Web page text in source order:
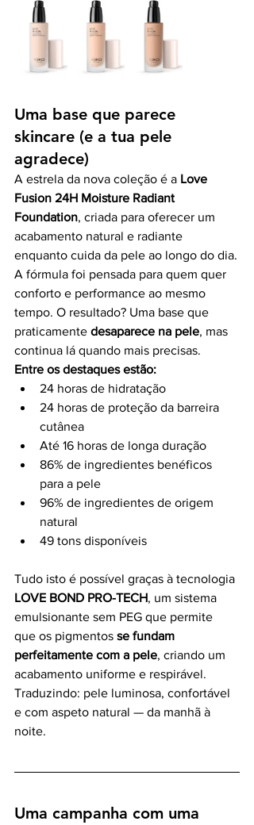
Uma base que parece
skincare (e a tua pele
agradece)
A estrela da nova coleção é a Love
Fusion 24H Moisture Radiant
Foundation, criada para oferecer um
acabamento natural e radiante
enquanto cuida da pele ao longo do dia.
A fórmula foi pensada para quem quer
conforto e performance ao mesmo
tempo. O resultado? Uma base que
praticamente desaparece na pele, mas
continua lá quando mais precisas.
Entre os destaques estão:
24 horas de hidratação
24 horas de proteção da barreira
cutânea
Até 16 horas de longa duração
86% de ingredientes benéficos
para a pele
96% de ingredientes de origem
natural
49 tons disponíveis
Tudo isto é possível graças à tecnologia
LOVE BOND PRO-TECH, um sistema
emulsionante sem PEG que permite
que os pigmentos se fundam
perfeitamente com a pele, criando um
acabamento uniforme e respirável.
Traduzindo: pele luminosa, confortável
e com aspeto natural — da manhã à
noite.
Uma campanha com uma